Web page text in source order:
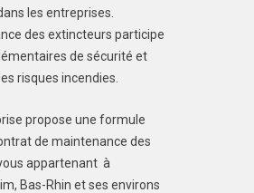
les entreprises.
des extincteurs participe
de sécurité et
risques incendies.
propose une formule
de maintenance des
appartenant à
Bas-Rhin et ses environs